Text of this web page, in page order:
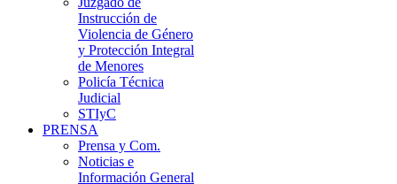
Instrucción de
Violencia de Género
y Protección Integral
de Menores
Policía Técnica
Judicial
STIyC
PRENSA
Prensa y Com.
Noticias e
Información General